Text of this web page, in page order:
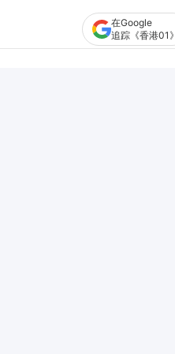
在Google
追踪《香港01》